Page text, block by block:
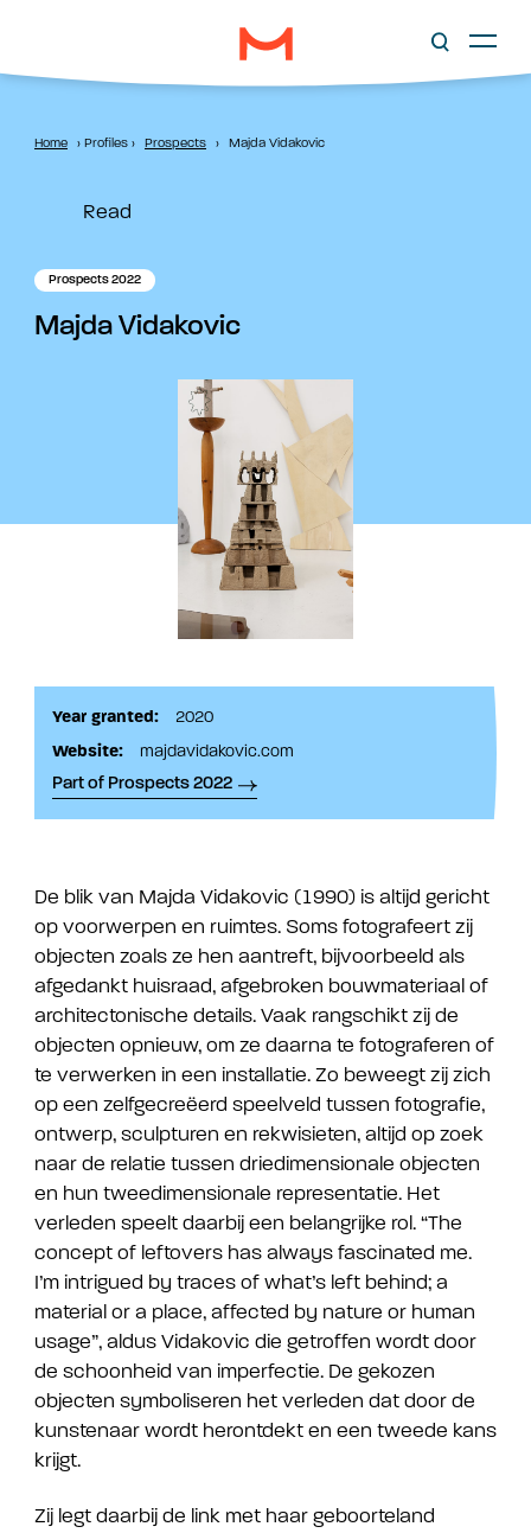
Home › Profiles › Prospects › Majda Vidakovic
Read
Prospects 2022
Majda Vidakovic
Year granted:
2020
Website:
majdavidakovic.com
Part of Prospects 2022
De blik van Majda Vidakovic (1990) is altijd gericht
op voorwerpen en ruimtes. Soms fotografeert zij
objecten zoals ze hen aantreft, bijvoorbeeld als
afgedankt huisraad, afgebroken bouwmateriaal of
architectonische details. Vaak rangschikt zij de
objecten opnieuw, om ze daarna te fotograferen of
te verwerken in een installatie. Zo beweegt zij zich
op een zelfgecreëerd speelveld tussen fotografie,
ontwerp, sculpturen en rekwisieten, altijd op zoek
naar de relatie tussen driedimensionale objecten
en hun tweedimensionale representatie. Het
verleden speelt daarbij een belangrijke rol. “The
concept of leftovers has always fascinated me.
I’m intrigued by traces of what’s left behind; a
material or a place, affected by nature or human
usage”, aldus Vidakovic die getroffen wordt door
de schoonheid van imperfectie. De gekozen
objecten symboliseren het verleden dat door de
kunstenaar wordt herontdekt en een tweede kans
krijgt.
Zij legt daarbij de link met haar geboorteland